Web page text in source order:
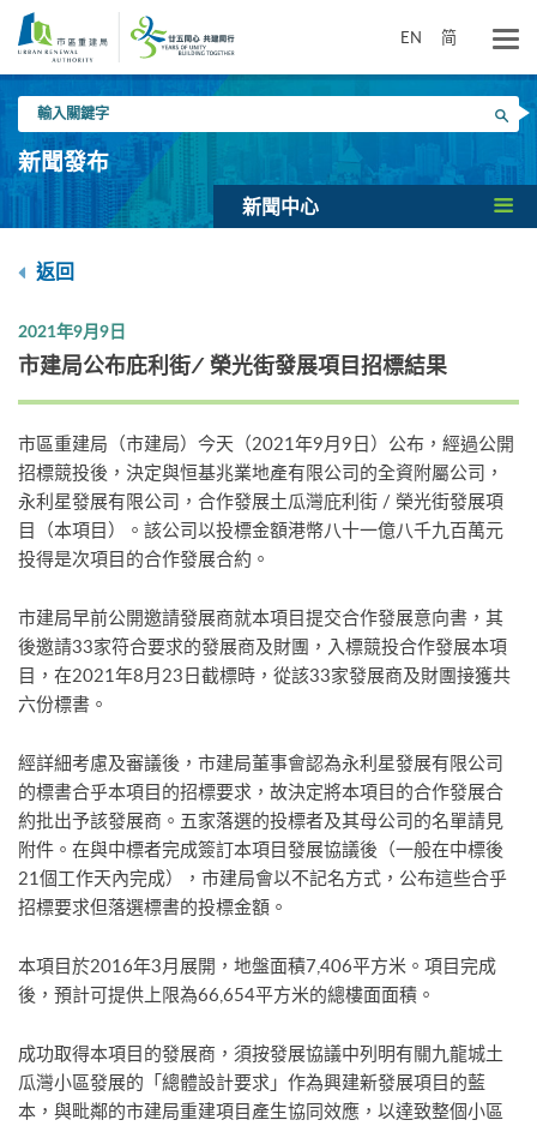
要
EN 简
入
關
鍵
搜尋
新聞發布
新聞中心
返回
2021年9月9日
市建局公布庇利街/ 榮光街發展項目招標結果
市區重建局（市建局）今天（2021年9月9日）公布，經過公開
招標競投後，決定與恒基兆業地產有限公司的全資附屬公司，
永利星發展有限公司，合作發展土瓜灣庇利街 / 榮光街發展項
目（本項目）。該公司以投標金額港幣八十一億八千九百萬元
投得是次項目的合作發展合約。
市建局早前公開邀請發展商就本項目提交合作發展意向書，其
後邀請33家符合要求的發展商及財團，入標競投合作發展本項
目，在2021年8月23日截標時，從該33家發展商及財團接獲共
六份標書。
經詳細考慮及審議後，市建局董事會認為永利星發展有限公司
的標書合乎本項目的招標要求，故決定將本項目的合作發展合
約批出予該發展商。五家落選的投標者及其母公司的名單請見
附件。在與中標者完成簽訂本項目發展協議後（一般在中標後
21個工作天內完成），市建局會以不記名方式，公布這些合乎
招標要求但落選標書的投標金額。
本項目於2016年3月展開，地盤面積7,406平方米。項目完成
後，預計可提供上限為66,654平方米的總樓面面積。
成功取得本項目的發展商，須按發展協議中列明有關九龍城土
瓜灣小區發展的「總體設計要求」作為興建新發展項目的藍
本，與毗鄰的市建局重建項目產生協同效應，以達致整個小區